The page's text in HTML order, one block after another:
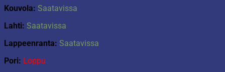
Kouvola: Saatavissa
Lahti: Saatavissa
Lappeenranta: Saatavissa
Pori: Loppu